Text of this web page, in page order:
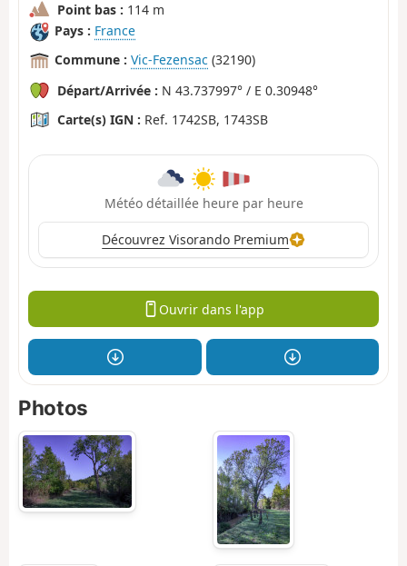
Point bas : 114 m
Pays : France
Commune : Vic-Fezensac (32190)
Départ/Arrivée : N 43.737997° / E 0.30948°
Carte(s) IGN : Ref. 1742SB, 1743SB
Météo détaillée heure par heure
Découvrez Visorando Premium
Ouvrir dans l'app
Photos